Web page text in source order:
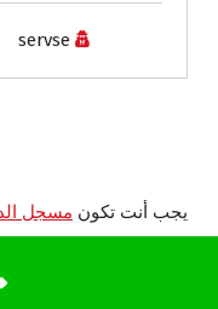
servse
يجب أنت تكون مسجل